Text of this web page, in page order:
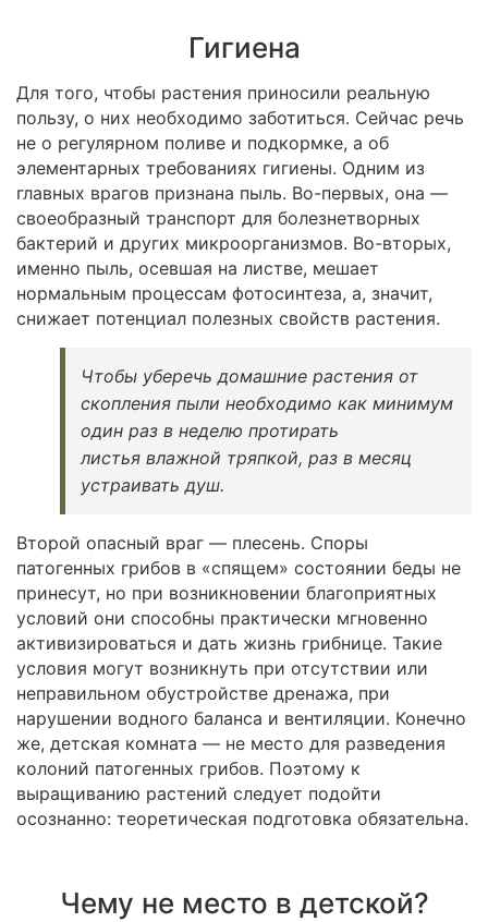
Гигиена
Для того, чтобы растения приносили реальную
пользу, о них необходимо заботиться. Сейчас речь
не о регулярном поливе и подкормке, а об
элементарных требованиях гигиены. Одним из
главных врагов признана пыль. Во-первых, она —
своеобразный транспорт для болезнетворных
бактерий и других микроорганизмов. Во-вторых,
именно пыль, осевшая на листве, мешает
нормальным процессам фотосинтеза, а, значит,
снижает потенциал полезных свойств растения.
Чтобы уберечь домашние растения от
скопления пыли необходимо как минимум
один раз в неделю протирать
листья влажной тряпкой, раз в месяц
устраивать душ.
Второй опасный враг — плесень. Споры
патогенных грибов в «спящем» состоянии беды не
принесут, но при возникновении благоприятных
условий они способны практически мгновенно
активизироваться и дать жизнь грибнице. Такие
условия могут возникнуть при отсутствии или
неправильном обустройстве дренажа, при
нарушении водного баланса и вентиляции. Конечно
же, детская комната — не место для разведения
колоний патогенных грибов. Поэтому к
выращиванию растений следует подойти
осознанно: теоретическая подготовка обязательна.
Чему не место в детской?